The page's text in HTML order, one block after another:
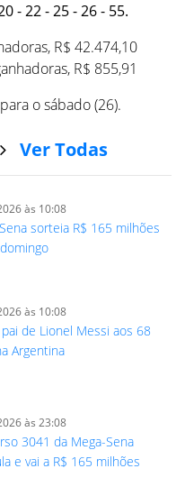
- 22 - 25 - 26 - 55.
R$ 42.474,10
R$ 855,91
o sábado (26).
Ver Todas
às 10:08
sorteia R$ 165 milhões
às 10:08
de Lionel Messi aos 68
Argentina
às 23:08
3041 da Mega-Sena
e vai a R$ 165 milhões